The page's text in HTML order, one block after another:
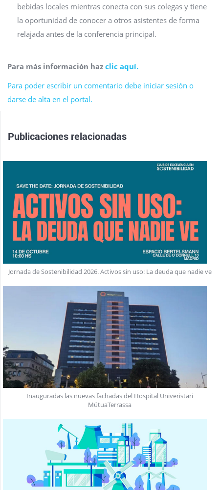
bebidas locales mientras conecta con sus colegas y tiene
la oportunidad de conocer a otros asistentes de forma
relajada antes de la conferencia principal.
Para más información haz clic aquí.
Para poder escribir un comentario debe iniciar sesión o
darse de alta en el portal.
Publicaciones relacionadas
Jornada de Sostenibilidad 2026. Activos sin uso: La deuda que nadie ve
Inauguradas las nuevas fachadas del Hospital Univeristari
MútuaTerrassa